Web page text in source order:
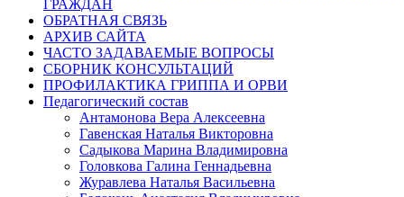
ГРАЖДАН
ОБРАТНАЯ СВЯЗЬ
АРХИВ САЙТА
ЧАСТО ЗАДАВАЕМЫЕ ВОПРОСЫ
СБОРНИК КОНСУЛЬТАЦИЙ
ПРОФИЛАКТИКА ГРИППА И ОРВИ
Педагогический состав
Антамонова Вера Алексеевна
Гавенская Наталья Викторовна
Садыкова Марина Владимировна
Головкова Галина Геннадьевна
Журавлева Наталья Васильевна